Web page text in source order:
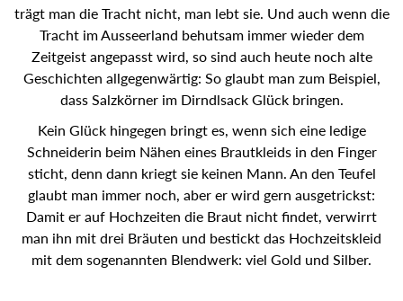
trägt man die Tracht nicht, man lebt sie. Und auch wenn die
Tracht im Ausseerland behutsam immer wieder dem
Zeitgeist angepasst wird, so sind auch heute noch alte
Geschichten allgegenwärtig: So glaubt man zum Beispiel,
dass Salzkörner im Dirndlsack Glück bringen.
Kein Glück hingegen bringt es, wenn sich eine ledige
Schneiderin beim Nähen eines Brautkleids in den Finger
sticht, denn dann kriegt sie keinen Mann. An den Teufel
glaubt man immer noch, aber er wird gern ausgetrickst:
Damit er auf Hochzeiten die Braut nicht findet, verwirrt
man ihn mit drei Bräuten und bestickt das Hochzeitskleid
mit dem sogenannten Blendwerk: viel Gold und Silber.